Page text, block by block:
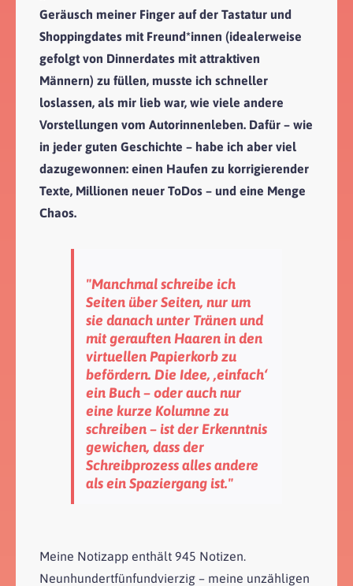
Geräusch meiner Finger auf der Tastatur und
Shoppingdates mit Freund*innen (idealerweise
gefolgt von Dinnerdates mit attraktiven
Männern) zu füllen, musste ich schneller
loslassen, als mir lieb war, wie viele andere
Vorstellungen vom Autorinnenleben. Dafür – wie
in jeder guten Geschichte – habe ich aber viel
dazugewonnen: einen Haufen zu korrigierender
Texte, Millionen neuer ToDos – und eine Menge
Chaos.
"Manchmal schreibe ich
Seiten über Seiten, nur um
sie danach unter Tränen und
mit gerauften Haaren in den
virtuellen Papierkorb zu
befördern. Die Idee, ‚einfach‘
ein Buch – oder auch nur
eine kurze Kolumne zu
schreiben – ist der Erkenntnis
gewichen, dass der
Schreibprozess alles andere
als ein Spaziergang ist."
Meine Notizapp enthält 945 Notizen.
Neunhundertfünfundvierzig – meine unzähligen